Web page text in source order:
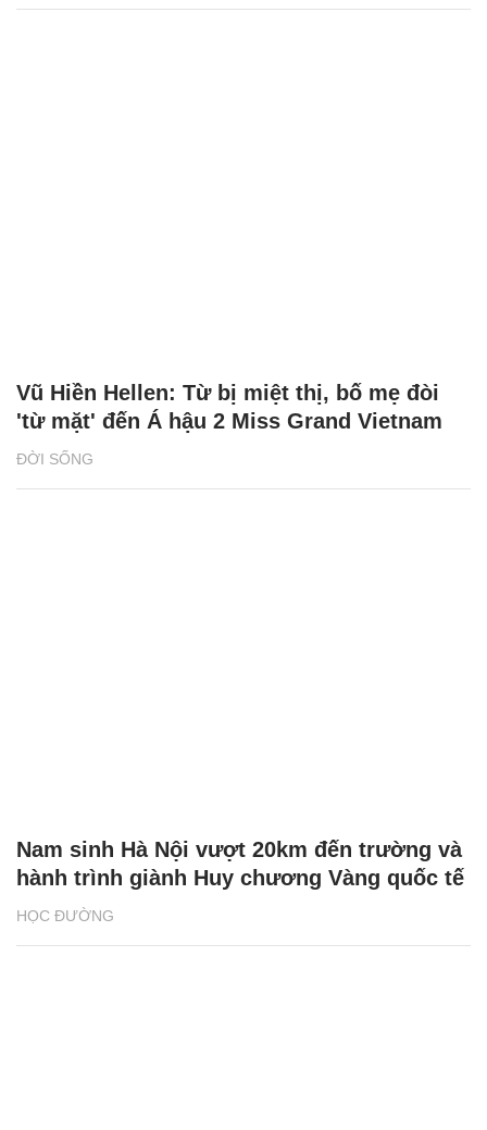
ĐỜI SỐNG
Vũ Hiền Hellen: Từ bị miệt thị, bố mẹ đòi
'từ mặt' đến Á hậu 2 Miss Grand Vietnam
HỌC ĐƯỜNG
Nam sinh Hà Nội vượt 20km đến trường và
hành trình giành Huy chương Vàng quốc tế